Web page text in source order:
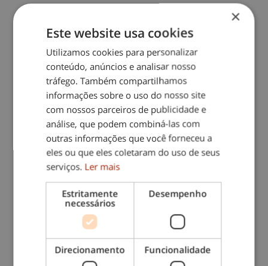
Preencha o formulário e
entraremos em contacto
para lhe facultar
informações e enviar um
orçamento:
Solicite um
orçamento sem
compromisso
EsteNÃO É
emprego
. Se quiser trabalhar
connosco clique
AQUI
×
Este website usa cookies
Utilizamos cookies para personalizar
conteúdo, anúncios e analisar nosso
tráfego. Também compartilhamos
informações sobre o uso do nosso site
com nossos parceiros de publicidade e
análise, que podem combiná-las com
outras informações que você forneceu a
eles ou que eles coletaram do uso de seus
serviços. Ler mais
Estritamente
necessários
Desempenho
Direcionamento Funcionalidade